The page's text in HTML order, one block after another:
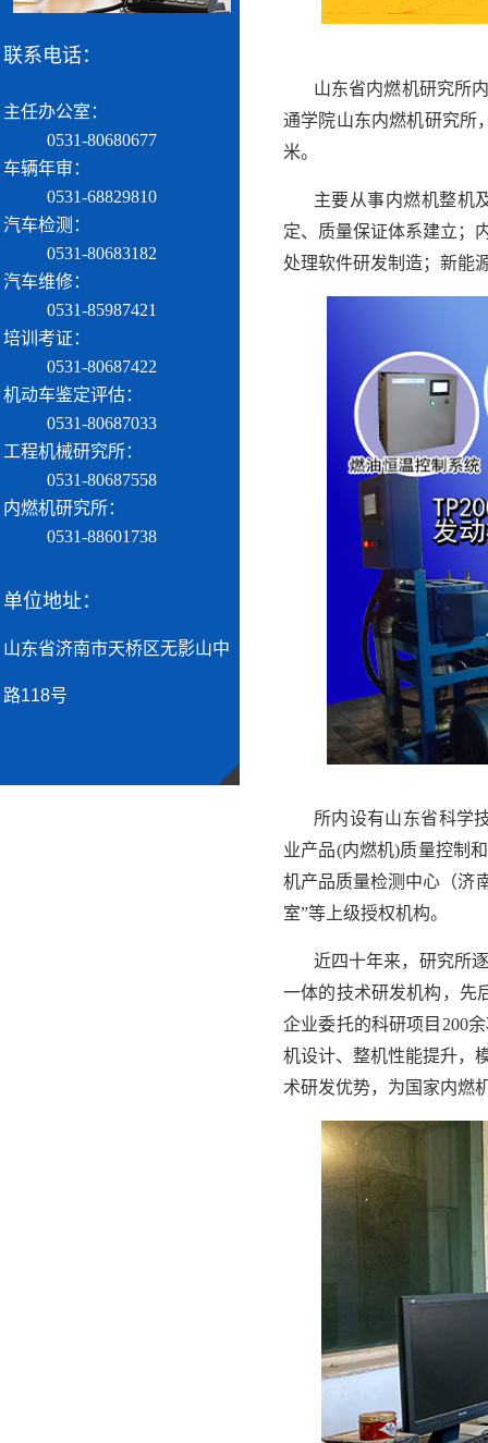
联系电话：
主任办公室：
0531-80680677
车辆年审：
0531-68829810
汽车检测：
0531-80683182
汽车维修：
0531-85987421
培训考证：
0531-80687422
机动车鉴定评估：
0531-80687033
工程机械研究所：
0531-80687558
内燃机研究所：
0531-88601738
单位地址：
山东省济南市天桥区无影山中
路118号
山东省内燃机研究所
通学院山东内燃机研究所
米。
主要从事内燃机整机
定、质量保证体系建立；
处理软件研发制造；新能
所内设有山东省科学
业产品(内燃机)质量控制
机产品质量检测中心（济
室”等上级授权机构。
近四十年来，研究所
一体的技术研发机构，先
企业委托的科研项目200
机设计、整机性能提升，
术研发优势，为国家内燃